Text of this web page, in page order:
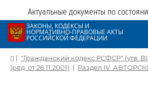
Актуальные документы по
ЗАКОНЫ, КОДЕКСЫ И
НОРМАТИВНО-ПРАВОВЫЕ АКТЫ
РОССИЙСКОЙ ФЕДЕРАЦИИ
| "Гражданский кодекс РСФСР" (утв.
(ред. от 26.11.2001) | Раздел IV.